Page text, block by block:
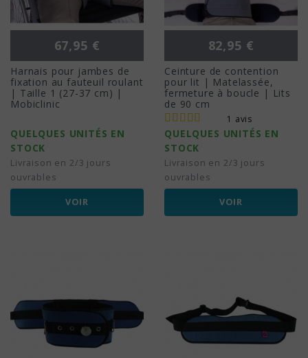
Prix
67,95 €
Harnais pour jambes de
fixation au fauteuil roulant
| Taille 1 (27-37 cm) |
Mobiclinic
QUELQUES UNITÉS EN
STOCK
Livraison en 2/3 jours
ouvrables
VOIR
Prix
82,95 €
Ceinture de contention
pour lit | Matelassée,
fermeture à boucle | Lits
de 90 cm
1 avis
QUELQUES UNITÉS EN
STOCK
Livraison en 2/3 jours
ouvrables
VOIR